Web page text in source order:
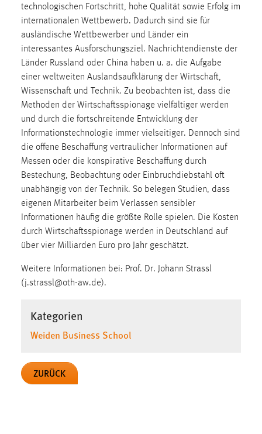
technologischen Fortschritt, hohe Qualität sowie Erfolg im
internationalen Wettbewerb. Dadurch sind sie für
ausländische Wettbewerber und Länder ein
interessantes Ausforschungsziel. Nachrichtendienste der
Länder Russland oder China haben u. a. die Aufgabe
einer weltweiten Auslandsaufklärung der Wirtschaft,
Wissenschaft und Technik. Zu beobachten ist, dass die
Methoden der Wirtschaftsspionage vielfältiger werden
und durch die fortschreitende Entwicklung der
Informationstechnologie immer vielseitiger. Dennoch sind
die offene Beschaffung vertraulicher Informationen auf
Messen oder die konspirative Beschaffung durch
Bestechung, Beobachtung oder Einbruchdiebstahl oft
unabhängig von der Technik. So belegen Studien, dass
eigenen Mitarbeiter beim Verlassen sensibler
Informationen häufig die größte Rolle spielen. Die Kosten
durch Wirtschaftsspionage werden in Deutschland auf
über vier Milliarden Euro pro Jahr geschätzt.
Weitere Informationen bei: Prof. Dr. Johann Strassl
(j.strassl@oth-aw.de).
Kategorien
Weiden Business School
ZURÜCK
Wird benötigt um die Chatfunktion nutzen zu können.
Cookie Laufzeit:
5e9dbeb1811c0446 = Sitzungslaufzeit, mibew_locale = 3
Jahre, MIBEW_UserID = 1 Jahr
Login
Name:
fe_user, be_user, be_lastLoginProvider
Zweck:
Dieser Cookie ist notwendig um sich an der Website
einloggen zu können.
Cookie Laufzeit:
24 Stunden
STATISTIK
Statistik Cookies erfassen Informationen anonym.
unsere Besucher unsere Website nutzen.
Matomo
Name:
_pk_ref, _pk_cvar, _pk_id, _pk_ses